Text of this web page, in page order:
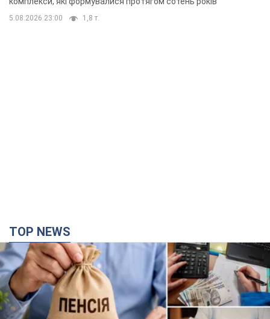
5.08.2026 23:00 1,8 т.
TOP NEWS